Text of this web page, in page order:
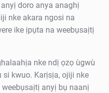
doro anya anaghị
nke akara ngosi na
ike ịpụta na weebụsaịtị
nke ndị ọzọ ùgwù
kwuo. Karịsịa, ojiji nke
anyị bụ naanị